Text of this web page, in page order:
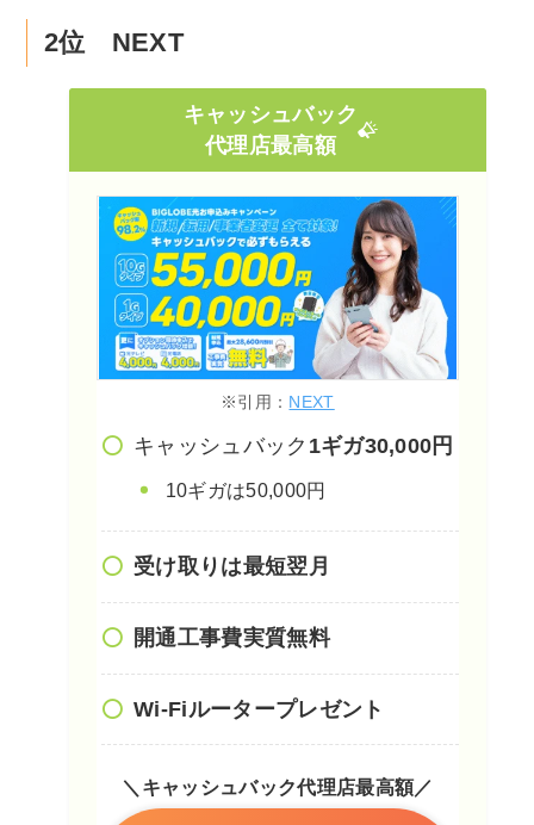
2位 NEXT
キャッシュバック
代理店最高額
※引用： NEXT
キャッシュバック 1ギガ30,000円
10ギガは50,000円
受け取りは最短翌月
開通工事費実質無料
Wi-Fiルータープレゼント
＼キャッシュバック代理店最高額／